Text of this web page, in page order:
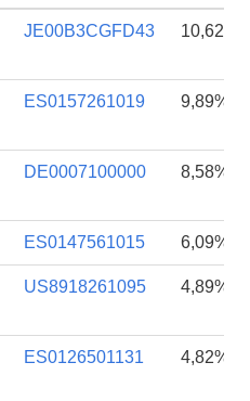
JE00B3CGFD43 10,62%
ES0157261019 9,89%
DE0007100000 8,58%
ES0147561015 6,09%
US8918261095 4,89%
ES0126501131 4,82%